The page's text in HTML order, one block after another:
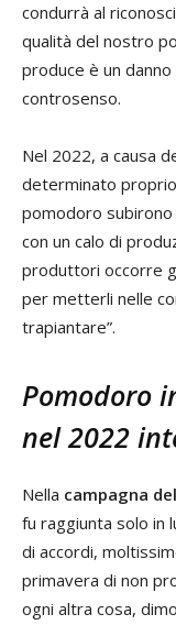
condurrà al
qualità del nostro
produce è un
controsenso.
Nel 2022, a causa
determinato proprio
pomodoro
con un calo di
produttori occorre
per metterli nelle
trapiantare”.
Pomodoro
nel 2022
Nella campagna
fu raggiunta solo in
di accordi,
primavera di non
ogni altra cosa,